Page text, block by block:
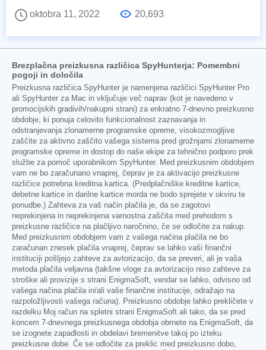
oktobra 11, 2022
20,693
Brezplačna preizkusna različica SpyHunterja: Pomembni
pogoji in določila
Preizkusna različica SpyHunter je namenjena različici SpyHunter Pro
ali SpyHunter za Mac in vključuje več naprav (kot je navedeno v
promocijskih gradivih/nakupni strani) za enkratno 7-dnevno preizkusno
obdobje, ki ponuja celovito funkcionalnost zaznavanja in
odstranjevanja zlonamerne programske opreme, visokozmogljive
zaščite za aktivno zaščito vašega sistema pred grožnjami zlonamerne
programske opreme in dostop do naše ekipe za tehnično podporo prek
službe za pomoč uporabnikom SpyHunter. Med preizkusnim obdobjem
vam ne bo zaračunano vnaprej, čeprav je za aktivacijo preizkusne
različice potrebna kreditna kartica. (Predplačniške kreditne kartice,
debetne kartice in darilne kartice morda ne bodo sprejete v okviru te
ponudbe.) Zahteva za vaš način plačila je, da se zagotovi
neprekinjena in neprekinjena varnostna zaščita med prehodom s
preizkusne različice na plačljivo naročnino, če se odločite za nakup.
Med preizkusnim obdobjem vam z vašega načina plačila ne bo
zaračunan znesek plačila vnaprej, čeprav se lahko vaši finančni
instituciji pošljejo zahteve za avtorizacijo, da se preveri, ali je vaša
metoda plačila veljavna (takšne vloge za avtorizacijo niso zahteve za
stroške ali provizije s strani EnigmaSoft, vendar se lahko, odvisno od
vašega načina plačila in/ali vaše finančne institucije, odražajo na
razpoložljivosti vašega računa). Preizkusno obdobje lahko prekličete v
razdelku Moj račun na spletni strani EnigmaSoft ali tako, da se pred
koncem 7-dnevnega preizkusnega obdobja obrnete na EnigmaSoft, da
se izognete zapadlosti in obdelavi bremenitve takoj po izteku
preizkusne dobe. Če se odločite za preklic med preizkusno dobo,